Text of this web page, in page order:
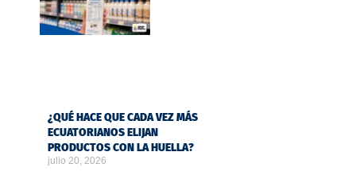
¿QUÉ HACE QUE CADA VEZ MÁS
ECUATORIANOS ELIJAN
PRODUCTOS CON LA HUELLA?
julio 20, 2026